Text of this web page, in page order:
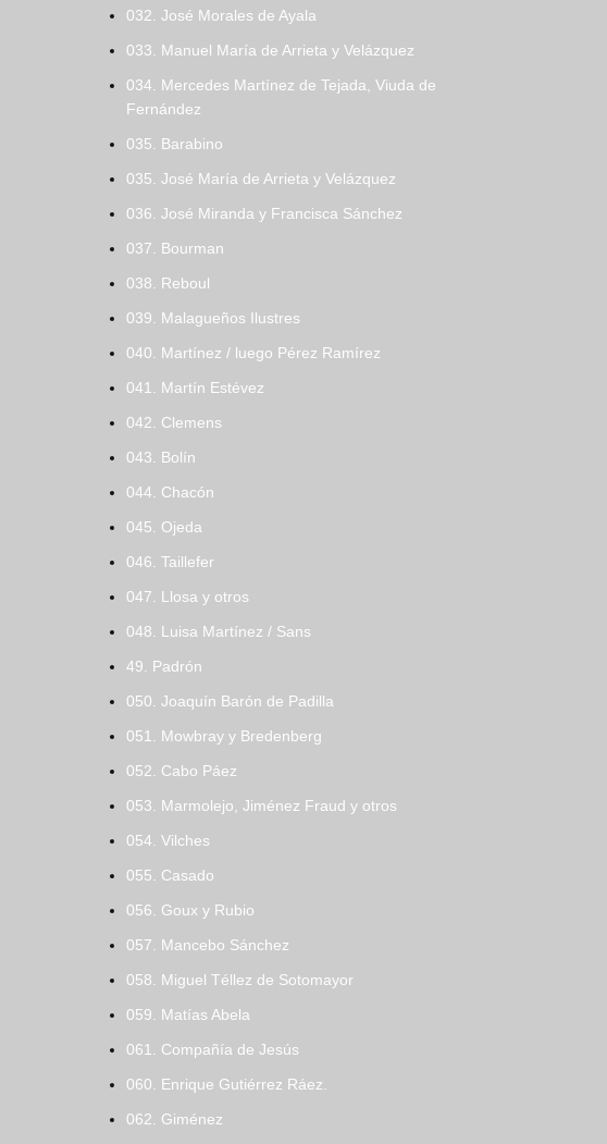
032. José Morales de Ayala
033. Manuel María de Arrieta y Velázquez
034. Mercedes Martínez de Tejada, Viuda de
Fernández
035. Barabino
035. José María de Arrieta y Velázquez
036. José Miranda y Francisca Sánchez
037. Bourman
038. Reboul
039. Malagueños Ilustres
040. Martínez / luego Pérez Ramírez
041. Martín Estévez
042. Clemens
043. Bolín
044. Chacón
045. Ojeda
046. Taillefer
047. Llosa y otros
048. Luisa Martínez / Sans
49. Padrón
050. Joaquín Barón de Padilla
051. Mowbray y Bredenberg
052. Cabo Páez
053. Marmolejo, Jiménez Fraud y otros
054. Vilches
055. Casado
056. Goux y Rubio
057. Mancebo Sánchez
058. Miguel Téllez de Sotomayor
059. Matías Abela
061. Compañía de Jesús
060. Enrique Gutiérrez Ráez.
062. Giménez